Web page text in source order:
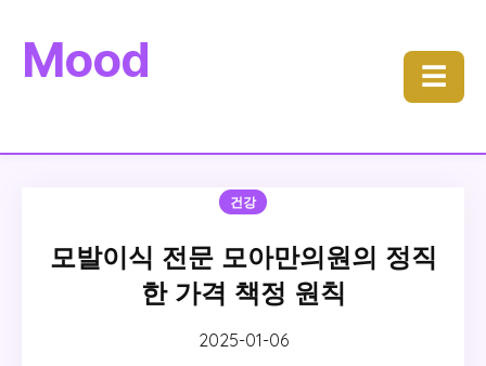
Mood ☰
건강
모발이식 전문 모아만의원의 정직
한 가격 책정 원칙
2025-01-06